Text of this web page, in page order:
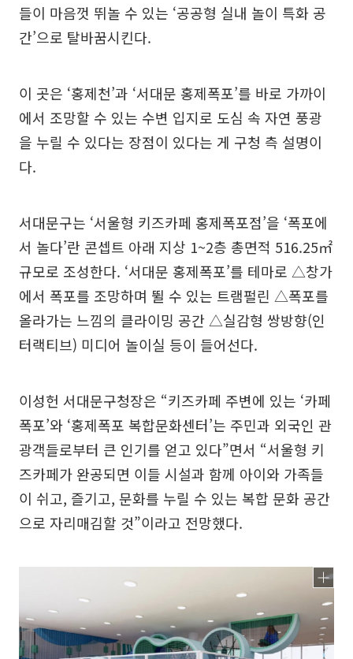
들이 마음껏 뛰놀 수 있는 ‘공공형 실내 놀이 특화 공
간’으로 탈바꿈시킨다.
이 곳은 ‘홍제천’과 ‘서대문 홍제폭포’를 바로 가까이
에서 조망할 수 있는 수변 입지로 도심 속 자연 풍광
을 누릴 수 있다는 장점이 있다는 게 구청 측 설명이
다.
서대문구는 ‘서울형 키즈카페 홍제폭포점’을 ‘폭포에
서 놀다’란 콘셉트 아래 지상 1~2층 총면적 516.25㎡
규모로 조성한다. ‘서대문 홍제폭포’를 테마로 △창가
에서 폭포를 조망하며 뛸 수 있는 트램펄린 △폭포를
올라가는 느낌의 클라이밍 공간 △실감형 쌍방향(인
터랙티브) 미디어 놀이실 등이 들어선다.
이성헌 서대문구청장은 “키즈카페 주변에 있는 ‘카페
폭포’와 ‘홍제폭포 복합문화센터’는 주민과 외국인 관
광객들로부터 큰 인기를 얻고 있다”면서 “서울형 키
즈카페가 완공되면 이들 시설과 함께 아이와 가족들
이 쉬고, 즐기고, 문화를 누릴 수 있는 복합 문화 공간
으로 자리매김할 것”이라고 전망했다.